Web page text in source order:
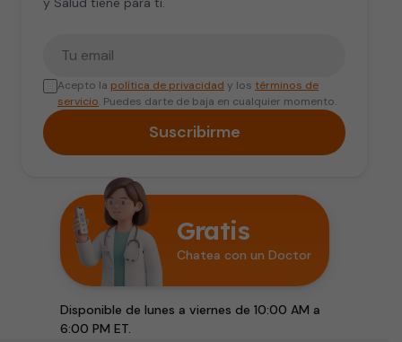
Acepto la política de privacidad y los términos de
servicio. Puedes darte de baja en cualquier momento.
Suscribirme
Gratis
Chatea con un Doctor
Disponible de lunes a viernes de 10:00 AM a
6:00 PM ET.